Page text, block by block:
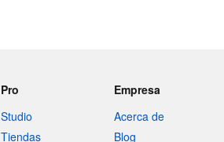
Pro
Studio
Tiendas
Empresa
Acerca de
Blog